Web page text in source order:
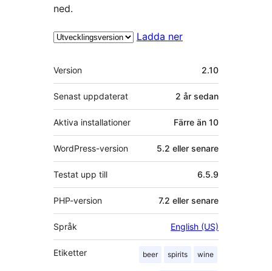
ned.
Ladda ner
Meta
Version 2.10
Senast uppdaterat 2 år sedan
Aktiva installationer Färre än 10
WordPress-version 5.2 eller senare
Testat upp till 6.5.9
PHP-version 7.2 eller senare
Språk English (US)
Etiketter beer spirits wine